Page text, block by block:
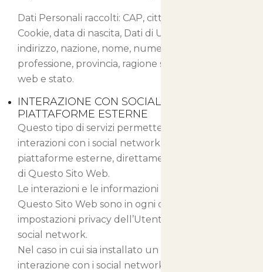
Dati Personali raccolti: CAP, città, cognome,
Cookie, data di nascita, Dati di Utilizzo, email,
indirizzo, nazione, nome, numero di telefono,
professione, provincia, ragione sociale, sesso, sito
web e stato.
INTERAZIONE CON SOCIAL NETWORK E
PIATTAFORME ESTERNE
Questo tipo di servizi permette di effettuare
interazioni con i social network, o con altre
piattaforme esterne, direttamente dalle pagine
di Questo Sito Web.
Le interazioni e le informazioni acquisite da
Questo Sito Web sono in ogni caso soggette alle
impostazioni privacy dell’Utente relative ad ogni
social network.
Nel caso in cui sia installato un servizio di
interazione con i social network, è possibile che,